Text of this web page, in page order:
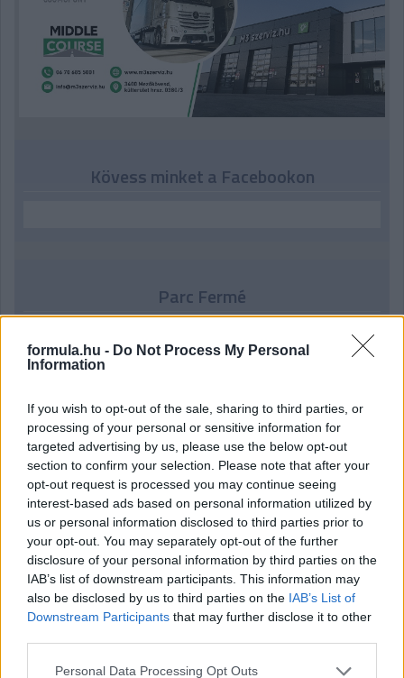
formula.hu - Do Not Process My Personal
Information
If you wish to opt-out of the sale, sharing to third parties, or
processing of your personal or sensitive information for
targeted advertising by us, please use the below opt-out
section to confirm your selection. Please note that after your
opt-out request is processed you may continue seeing
interest-based ads based on personal information utilized by
us or personal information disclosed to third parties prior to
your opt-out. You may separately opt-out of the further
disclosure of your personal information by third parties on the
IAB’s list of downstream participants. This information may
also be disclosed by us to third parties on the IAB’s List of
Downstream Participants that may further disclose it to other
Please note that this website/app uses one or more Google
Personal Data Processing Opt Outs
Kövess minket a Facebookon
Parc Fermé
Montoya szerint Antonelli kedvessége sem segít
1 napja